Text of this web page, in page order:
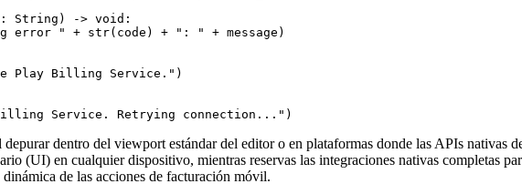
String) -> void:
error " + str(code) + ": " + message)
Play Billing Service.")
dentro del viewport estándar del editor o en plataformas donde las APIs nativas
(UI) en cualquier dispositivo, mientras reservas las integraciones nativas completas
de las acciones de facturación móvil.